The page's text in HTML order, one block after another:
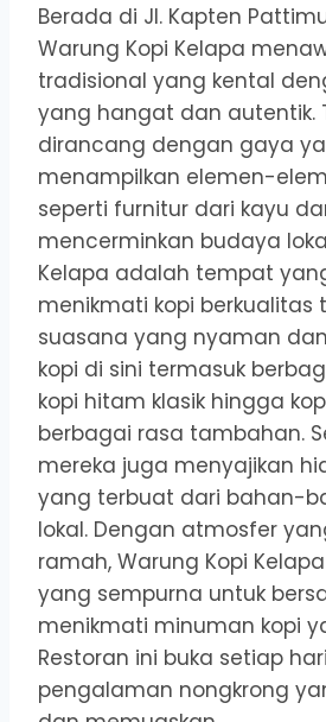
Berada di Jl. Kapten
Warung Kopi Kelapa
tradisional yang kental
yang hangat dan autentik.
dirancang dengan gaya
menampilkan elemen-
seperti furnitur dari kayu
mencerminkan budaya
Kelapa adalah tempat
menikmati kopi berkualitas
suasana yang nyaman
kopi di sini termasuk
kopi hitam klasik hingga
berbagai rasa tambahan.
mereka juga menyajikan
yang terbuat dari bahan-
lokal. Dengan atmosfer
ramah, Warung Kopi
yang sempurna untuk
menikmati minuman kopi
Restoran ini buka setiap
pengalaman nongkrong